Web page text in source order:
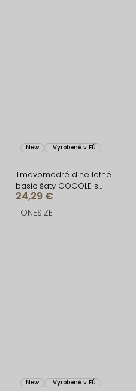
New Vyrobené v EÚ
Tmavomodré dlhé letné
basic šaty GOGOLE s
čipkou
24,29 €
ONESIZE
New Vyrobené v EÚ